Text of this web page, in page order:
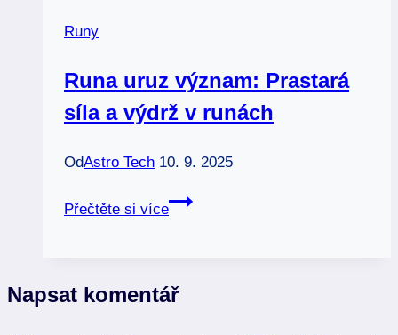
Runy
Runa uruz význam: Prastará
síla a výdrž v runách
OdAstro Tech 10. 9. 2025
Přečtěte si více
Runa
síla
Napsat komentář